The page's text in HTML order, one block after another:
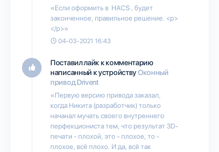
«Если оформить в HACS , будет
законченное, правильное решение. <p>
</p>»
04-03-2021 16:43
Поставил лайк к комментарию
написанный к устройствуОконный
привод Drivent
«Первую версию привода заказал,
когда Никита (разработчик) только
начанал мучать своего внутреннего
перфекциониста тем, что результат 3D-
печати - плохой, это - плохое, то -
плохое, всё плохо. И да, всё так